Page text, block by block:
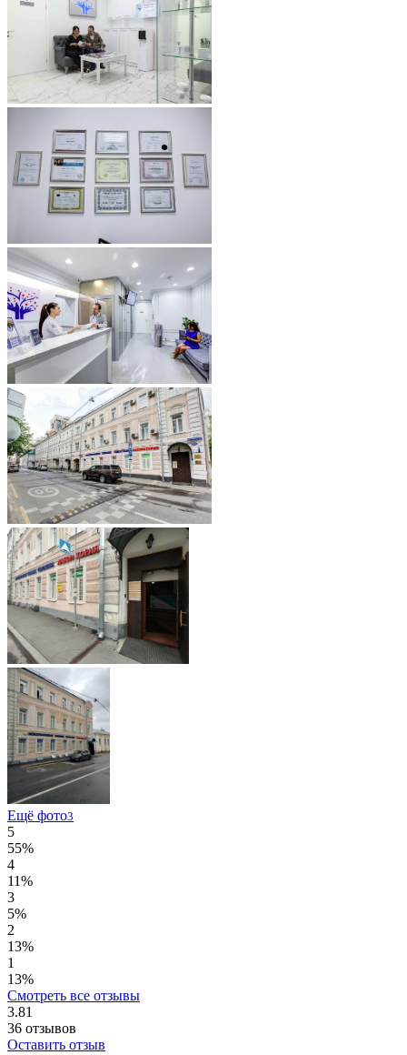
Ещё фото3
5
55%
4
11%
3
5%
2
13%
1
13%
Смотреть все отзывы
3.81
36 отзывов
Оставить отзыв